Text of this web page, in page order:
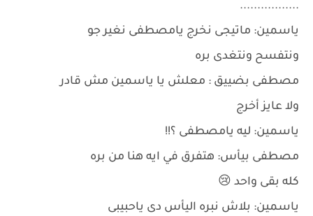
.................
ياسمين: ماتيجى نخرج يامصطفى نغير جو
ونتفسح ونتغدى بره
مصطفى بضييق : معلش يا ياسمين مش قادر
ولا عايز أخرج
ياسمين: ليه يامصطفى ؟!!
مصطفى بيأس: هتفرق في ايه هنا من بره
كله بقى واحد 😢
ياسمين: بلاش نبره اليأس دى ياحبيبى